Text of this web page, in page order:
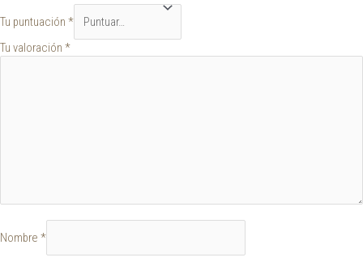
Tu puntuación *
Tu valoración *
Nombre *